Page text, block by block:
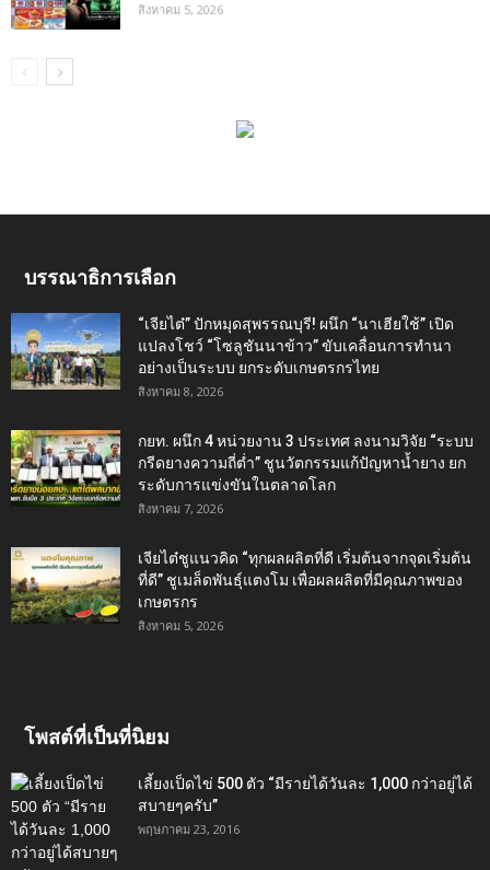
สิงหาคม 5, 2026
บรรณาธิการเลือก
“เจียไต๋” ปักหมุดสุพรรณบุรี! ผนึก “นาเฮียใช้” เปิด
แปลงโชว์ “โซลูชันนาข้าว” ขับเคลื่อนการทำนา
อย่างเป็นระบบ ยกระดับเกษตรกรไทย
สิงหาคม 8, 2026
กยท. ผนึก 4 หน่วยงาน 3 ประเทศ ลงนามวิจัย “ระบบ
กรีดยางความถี่ต่ำ” ชูนวัตกรรมแก้ปัญหาน้ำยาง ยก
ระดับการแข่งขันในตลาดโลก
สิงหาคม 7, 2026
เจียไต๋ชูแนวคิด “ทุกผลผลิตที่ดี เริ่มต้นจากจุดเริ่มต้น
ที่ดี” ชูเมล็ดพันธุ์แตงโม เพื่อผลผลิตที่มีคุณภาพของ
เกษตรกร
สิงหาคม 5, 2026
โพสต์ที่เป็นที่นิยม
เลี้ยงเป็ดไข่ 500 ตัว “มีรายได้วันละ 1,000 กว่าอยู่ได้
สบายๆครับ”
พฤษภาคม 23, 2016